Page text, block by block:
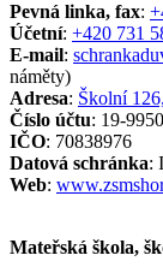
Pevná linka, fax:
Účetní: +420 731
E-mail:
náměty)
Adresa: Školní
Číslo účtu: 19-
IČO: 70838976
Datová schránka:
Web:
Mateřská škola,